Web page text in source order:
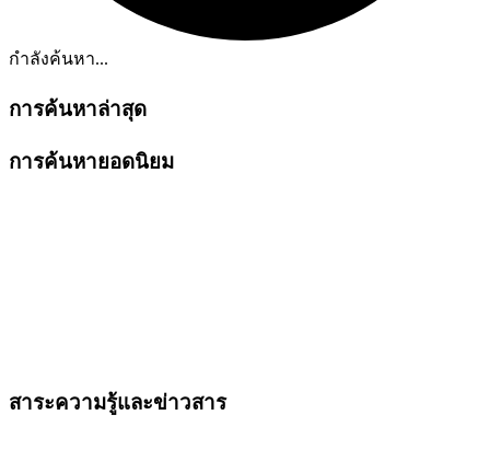
กำลังค้นหา...
การค้นหาล่าสุด
การค้นหายอดนิยม
สาระความรู้และข่าวสาร